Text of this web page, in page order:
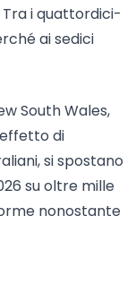
i quattordici-
ai sedici
South Wales,
di
si spostano
su oltre mille
nonostante